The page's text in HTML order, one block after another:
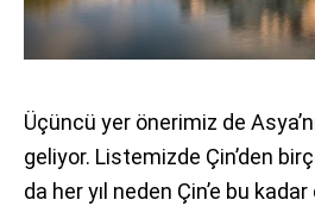
Üçüncü yer önerimiz de
geliyor. Listemizde Çin’den
da her yıl neden Çin’e bu